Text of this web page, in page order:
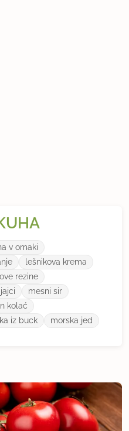
v omaki
lešnikova krema
rezine
mesni sir
kolać
iz buck morska jed